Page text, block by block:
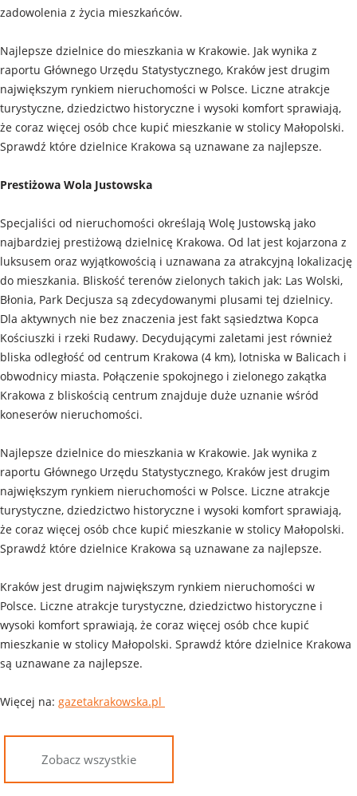
zadowolenia z życia mieszkańców.
Najlepsze dzielnice do mieszkania w Krakowie. Jak wynika z
raportu Głównego Urzędu Statystycznego, Kraków jest drugim
największym rynkiem nieruchomości w Polsce. Liczne atrakcje
turystyczne, dziedzictwo historyczne i wysoki komfort sprawiają,
że coraz więcej osób chce kupić mieszkanie w stolicy Małopolski.
Sprawdź które dzielnice Krakowa są uznawane za najlepsze.
Prestiżowa Wola Justowska
Specjaliści od nieruchomości określają Wolę Justowską jako
najbardziej prestiżową dzielnicę Krakowa. Od lat jest kojarzona z
luksusem oraz wyjątkowością i uznawana za atrakcyjną lokalizację
do mieszkania. Bliskość terenów zielonych takich jak: Las Wolski,
Błonia, Park Decjusza są zdecydowanymi plusami tej dzielnicy.
Dla aktywnych nie bez znaczenia jest fakt sąsiedztwa Kopca
Kościuszki i rzeki Rudawy. Decydującymi zaletami jest również
bliska odległość od centrum Krakowa (4 km), lotniska w Balicach i
obwodnicy miasta. Połączenie spokojnego i zielonego zakątka
Krakowa z bliskością centrum znajduje duże uznanie wśród
koneserów nieruchomości.
Najlepsze dzielnice do mieszkania w Krakowie. Jak wynika z
raportu Głównego Urzędu Statystycznego, Kraków jest drugim
największym rynkiem nieruchomości w Polsce. Liczne atrakcje
turystyczne, dziedzictwo historyczne i wysoki komfort sprawiają,
że coraz więcej osób chce kupić mieszkanie w stolicy Małopolski.
Sprawdź które dzielnice Krakowa są uznawane za najlepsze.
Kraków jest drugim największym rynkiem nieruchomości w
Polsce. Liczne atrakcje turystyczne, dziedzictwo historyczne i
wysoki komfort sprawiają, że coraz więcej osób chce kupić
mieszkanie w stolicy Małopolski. Sprawdź które dzielnice Krakowa
są uznawane za najlepsze.
Więcej na: gazetakrakowska.pl
Zobacz wszystkie